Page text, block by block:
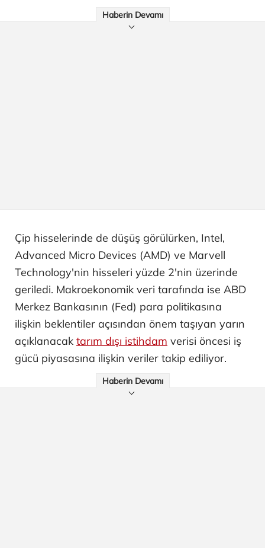
Haberin Devamı
Çip hisselerinde de düşüş görülürken, Intel,
Advanced Micro Devices (AMD) ve Marvell
Technology'nin hisseleri yüzde 2'nin üzerinde
geriledi. Makroekonomik veri tarafında ise ABD
Merkez Bankasının (Fed) para politikasına
ilişkin beklentiler açısından önem taşıyan yarın
açıklanacak tarım dışı istihdam verisi öncesi iş
gücü piyasasına ilişkin veriler takip ediliyor.
Haberin Devamı